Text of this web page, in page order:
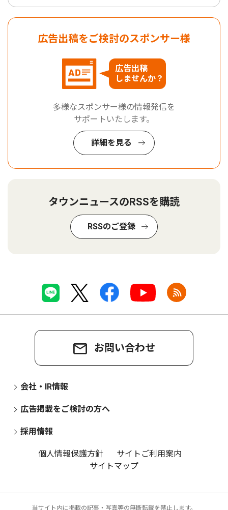
広告出稿をご検討のスポンサー様
広告出稿
しませんか？
多様なスポンサー様の情報発信を
サポートいたします。
詳細を見る
タウンニュースのRSSを購読
RSSのご登録
お問い合わせ
会社・IR情報
広告掲載をご検討の方へ
採用情報
個人情報保護方針
サイトご利用案内
サイトマップ
当サイト内に掲載の記事・写真等の無断転載を禁止します。